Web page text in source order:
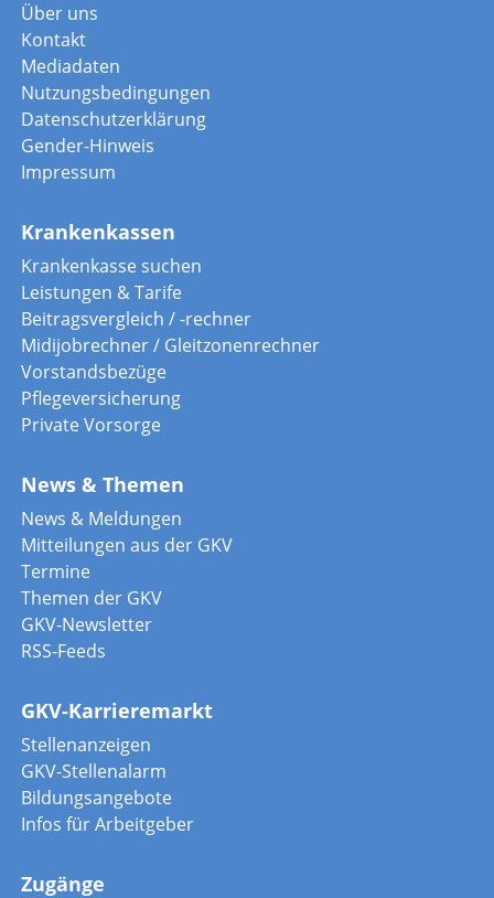
Über uns
Kontakt
Mediadaten
Nutzungsbedingungen
Datenschutzerklärung
Gender-Hinweis
Impressum
Krankenkassen
Krankenkasse suchen
Leistungen & Tarife
Beitragsvergleich / -rechner
Midijobrechner / Gleitzonenrechner
Vorstandsbezüge
Pflegeversicherung
Private Vorsorge
News & Themen
News & Meldungen
Mitteilungen aus der GKV
Termine
Themen der GKV
GKV-Newsletter
RSS-Feeds
GKV-Karrieremarkt
Stellenanzeigen
GKV-Stellenalarm
Bildungsangebote
Infos für Arbeitgeber
Zugänge